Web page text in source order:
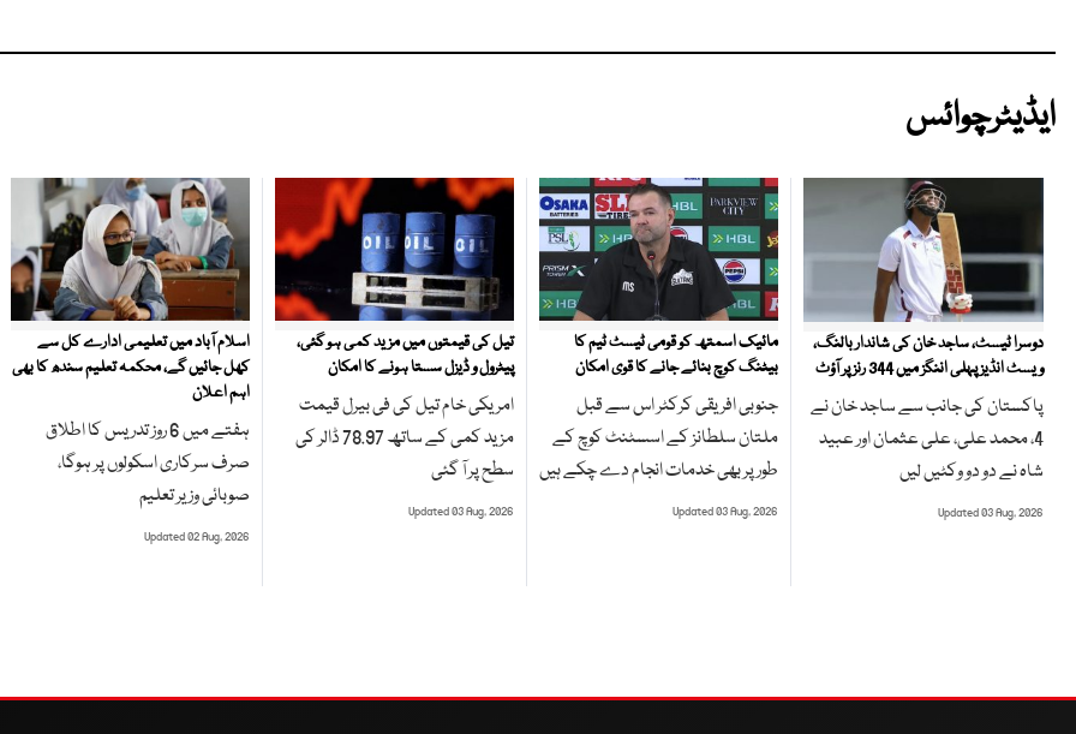
ایڈیٹرچوائس
دوسرا ٹیسٹ، ساجد خان کی شاندار بالنگ،
ویسٹ انڈیز پہلی اننگز میں 344 رنز پر آؤٹ
پاکستان کی جانب سے ساجد خان نے
4، محمد علی، علی عثمان اور عبید
شاہ نے دو دو وکٹیں لیں
Updated 03 Aug, 2026
مائیک اسمتھ کو قومی ٹیسٹ ٹیم کا
بیٹنگ کوچ بنائے جانے کا قوی امکان
جنوبی افریقی کرکٹر اس سے قبل
ملتان سلطانز کے اسسٹنٹ کوچ کے
طور پر بھی خدمات انجام دے چکے ہیں
Updated 03 Aug, 2026
تیل کی قیمتوں میں مزید کمی ہو گئی،
پیٹرول و ڈیزل سستا ہونے کا امکان
امریکی خام تیل کی فی بیرل قیمت
مزید کمی کے ساتھ 78.97 ڈالر کی
سطح پر آ گئی
Updated 03 Aug, 2026
اسلام آباد میں تعلیمی ادارے کل سے
کھل جائیں گے، محکمہ تعلیم سندھ کا بھی
اہم اعلان
ہفتے میں 6 روز تدریس کا اطلاق
صرف سرکاری اسکولوں پر ہوگا،
صوبائی وزیر تعلیم
Updated 02 Aug, 2026